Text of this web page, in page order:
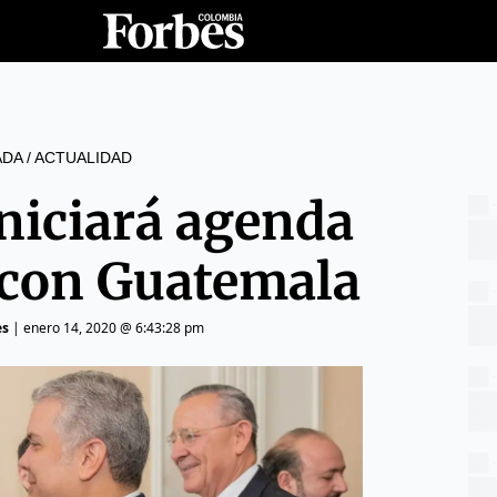
/ACTUALIDAD
agenda
Guatemala
| enero 14, 2020 @ 6:43:28 pm